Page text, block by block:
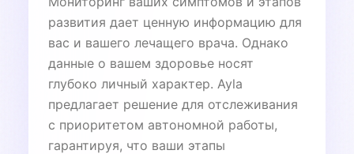
развития дает ценную информацию для
вас и вашего лечащего врача. Однако
данные о вашем здоровье носят
глубоко личный характер. Ayla
предлагает решение для отслеживания
с приоритетом автономной работы,
гарантируя, что ваши этапы